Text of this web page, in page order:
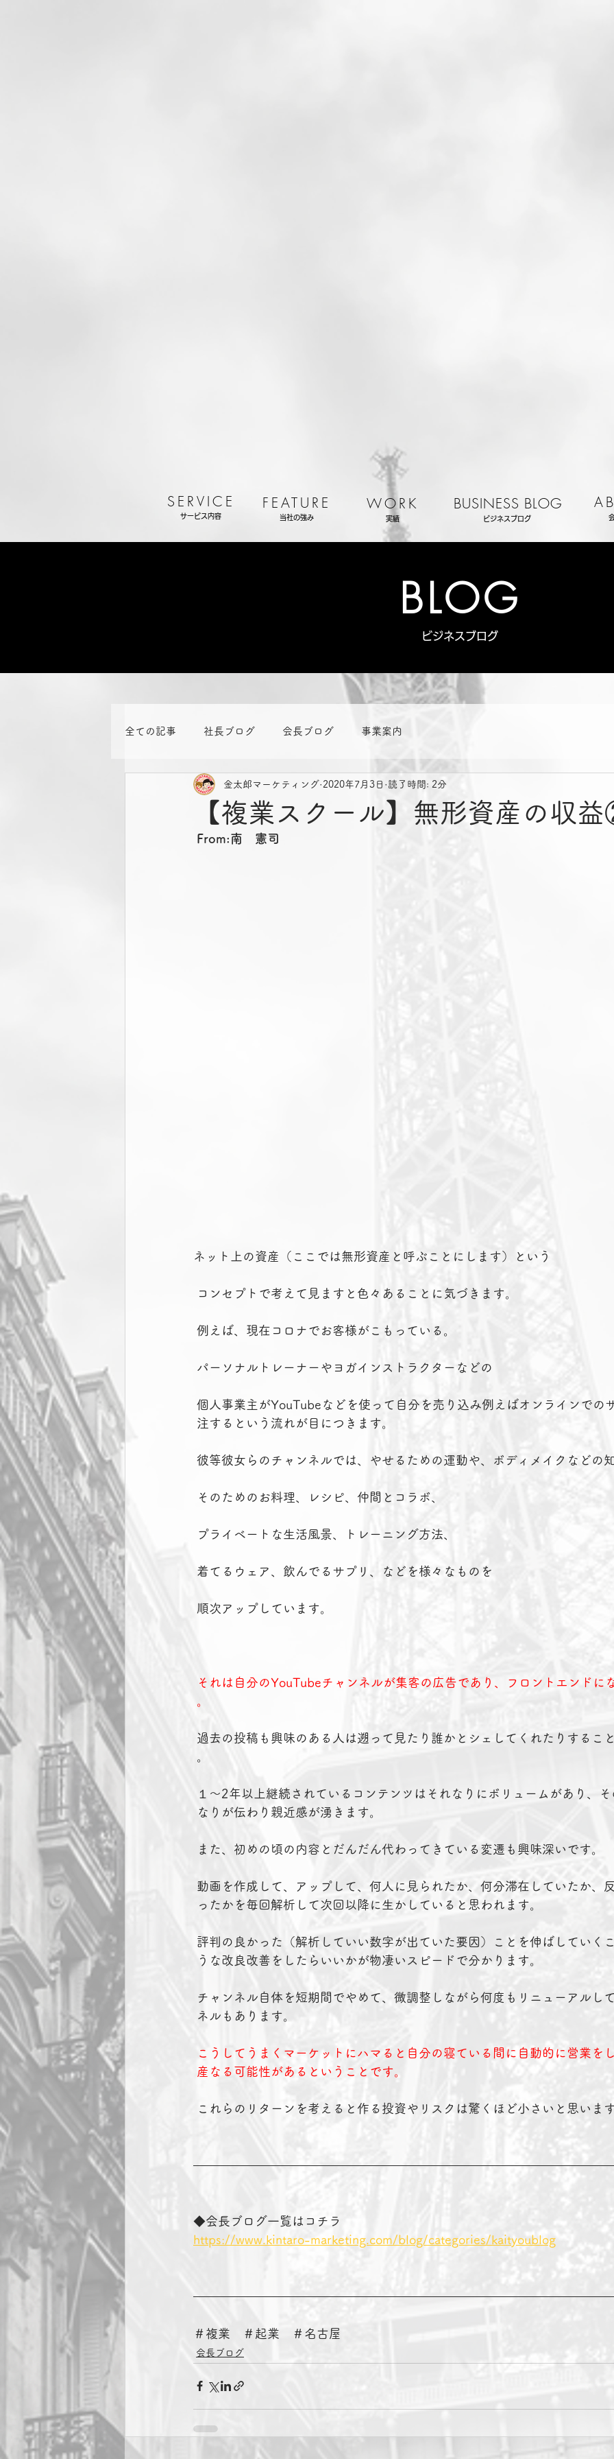
SERVICE
サービス内容
FEATURE
当社の強み
WORK
実績
BUSINESS BLOG
ビジネスブログ
BLOG
ビジネスブログ
全ての記事 社長ブログ 会長ブログ 事業案内
【複業スクール】無形資産の収
金太郎マーケティング 2020年7月3日 読了時間: 2分
From:南　憲司
ネット上の資産（ここでは無形資産と呼ぶことにします）という
コンセプトで考えて見ますと色々あることに気づきます。
例えば、現在コロナでお客様がこもっている。
パーソナルトレーナーやヨガインストラクターなどの
個人事業主がYouTubeなどを使って自分を売り込み例えばオンラインでの
注するという流れが目につきます。
彼等彼女らのチャンネルでは、やせるための運動や、ボディメイクなどの
そのためのお料理、レシピ、仲間とコラボ、
プライベートな生活風景、トレーニング方法、
着てるウェア、飲んでるサプリ、などを様々なものを
順次アップしています。
それは自分のYouTubeチャンネルが集客の広告であり、フロントエンドに
過去の投稿も興味のある人は遡って見たり誰かとシェしてくれたりするこ
１～2年以上継続されているコンテンツはそれなりにボリュームがあり、
なりが伝わり親近感が湧きます。
また、初めの頃の内容とだんだん代わってきている変遷も興味深いです。
動画を作成して、アップして、何人に見られたか、何分滞在していたか、
ったかを毎回解析して次回以降に生かしていると思われます。
評判の良かった（解析していい数字が出ていた要因）ことを伸ばしていく
うな改良改善をしたらいいかが物凄いスピードで分かります。
チャンネル自体を短期間でやめて、微調整しながら何度もリニューアルし
ネルもあります。
こうしてうまくマーケットにハマると自分の寝ている間に自動的に営業を
産なる可能性があるということです。
これらのリターンを考えると作る投資やリスクは驚くほど小さいと思いま
◆会長ブログ一覧はコチラ
https://www.kintaro-marketing.com/blog/categories/kaityoublog
＃複業　＃起業　＃名古屋
会長ブログ